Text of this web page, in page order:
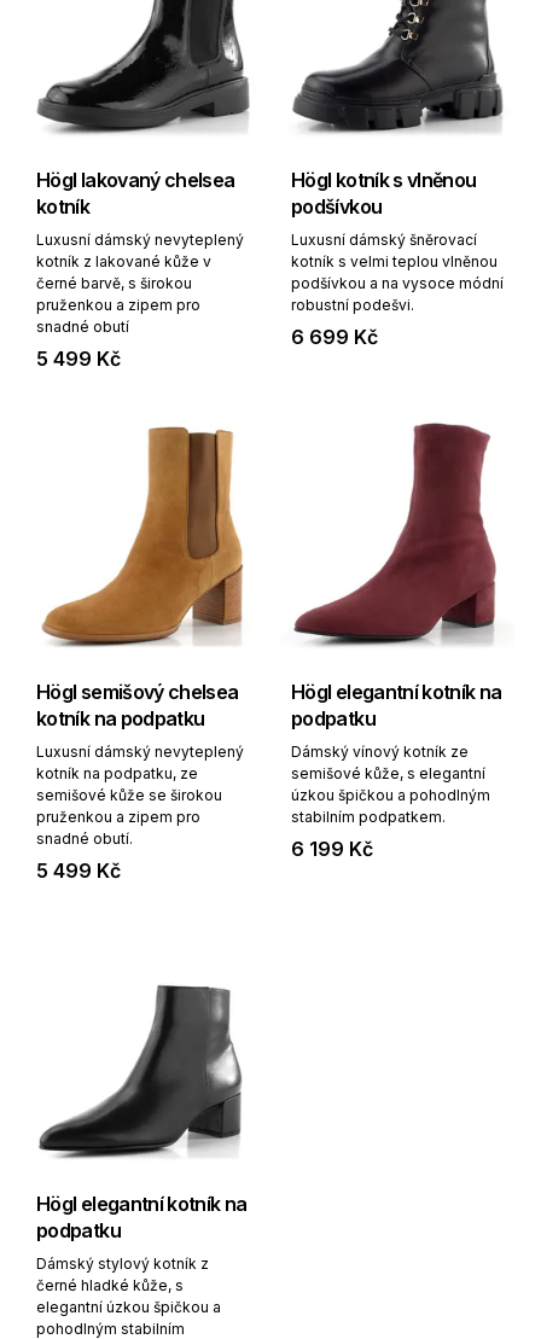
Högl lakovaný chelsea
kotník
Luxusní dámský nevyteplený
kotník z lakované kůže v
černé barvě, s širokou
pruženkou a zipem pro
snadné obutí
5 499 Kč
Högl kotník s vlněnou
podšívkou
Luxusní dámský šněrovací
kotník s velmi teplou vlněnou
podšívkou a na vysoce módní
robustní podešvi.
6 699 Kč
Högl semišový chelsea
kotník na podpatku
Luxusní dámský nevyteplený
kotník na podpatku, ze
semišové kůže se širokou
pruženkou a zipem pro
snadné obutí.
5 499 Kč
Högl elegantní kotník na
podpatku
Dámský vínový kotník ze
semišové kůže, s elegantní
úzkou špičkou a pohodlným
stabilním podpatkem.
6 199 Kč
Högl elegantní kotník na
podpatku
Dámský stylový kotník z
černé hladké kůže, s
elegantní úzkou špičkou a
pohodlným stabilním